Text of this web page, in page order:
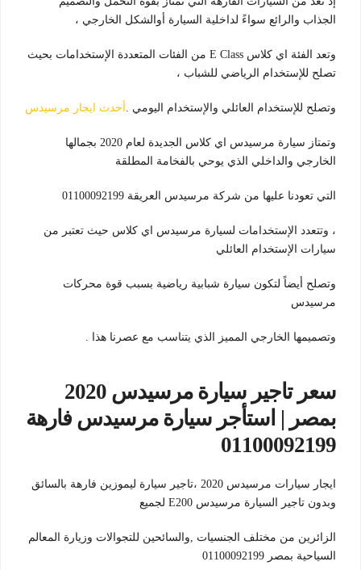
الجذاب والرائع سواءً لداخلية السيارة أوالشكل الخارجي ،
وتعد الفئة اي كلاس E Class من الفئات المتعددة الإستخدامات بحيث
تصلح للإستخدام الرياضي للشباب ،
وتصلح للإستخدام العائلي والإستخدام اليومي . أحدث ايجار مرسيدس
وتمتاز سيارة مرسيدس اي كلاس الجديدة لعام 2020 بجمالها
الخارجي والداخلي الذي يوحي بالفخامة المطلقة
التي تعودنا عليها من شركة مرسيدس العريقة 01100092199
، وتتعدد الإستخدامات لسيارة مرسيدس اي كلاس حيث تعتبر من
سيارات الإستخدام العائلي
وتصلح أيضاً لتكون سيارة شبابية رياضية بسبب قوة محركات
مرسيدس
وتصميمها الخارجي المميز الذي يتناسب مع عصرنا هذا .
سعر تاجير سيارة مرسيدس 2020
بمصر | استأجر سيارة مرسيدس فارهة
01100092199
ايجار سيارات مرسيدس 2020 ،تاجير سيارة ليموزين فارهة بالسائق
وبدون تاجير السيارة مرسيدس E200 لجميع
الزائرين من مختلف الجنسيات ,والسائحين للتجوالات وزيارة المعالم
السياحية بمصر 01100092199